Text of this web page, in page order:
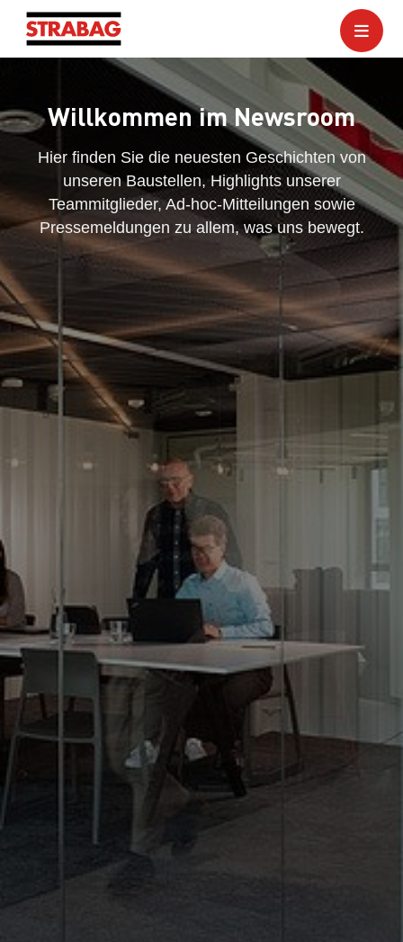
Willkommen im Newsroom
Hier finden Sie die neuesten Geschichten von
unseren Baustellen, Highlights unserer
Teammitglieder, Ad-hoc-Mitteilungen sowie
Pressemeldungen zu allem, was uns bewegt.